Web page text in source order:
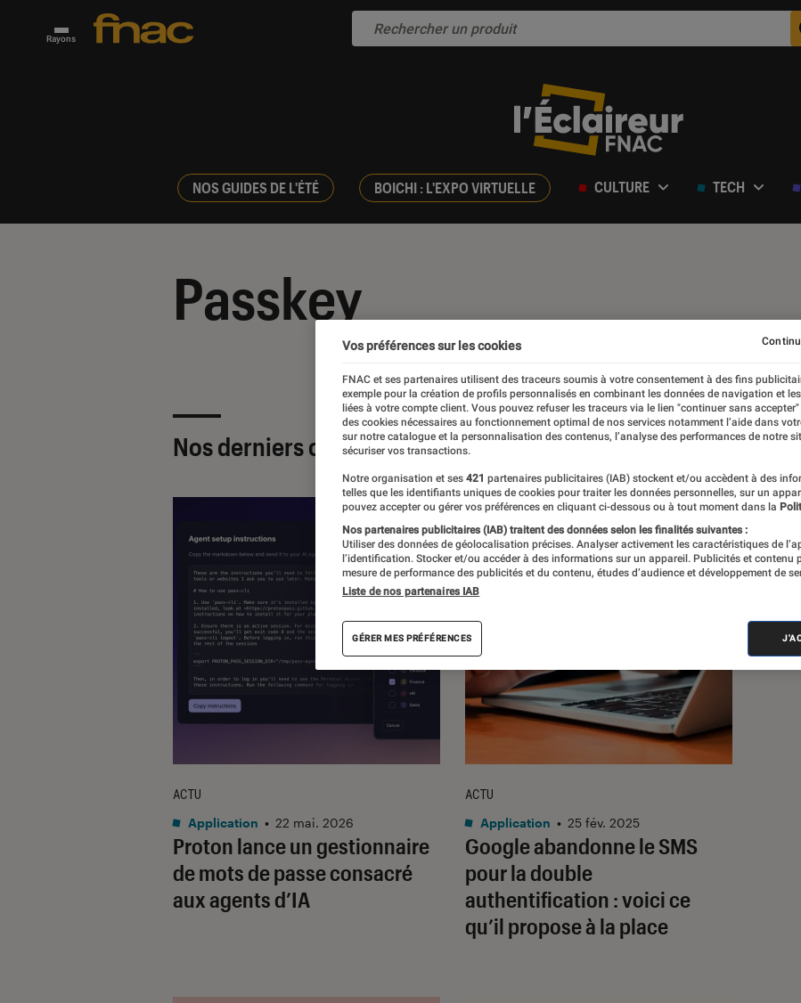
Rayons
NOS GUIDES DE L'ÉTÉ BOICHI : L'EXPO VIRTUELLE CULTURE TECH
Passkey
Nos derniers contenus
Proton lance un gestionnaire
de mots de passe consacré
aux agents d’IA
ACTU
Application • 22 mai. 2026
Google abandonne le SMS
pour la double
authentification : voici ce
qu’il propose à la place
ACTU
Application • 25 fév. 2025
Vos préférences sur les cookies
FNAC et ses partenaires utilisent des traceurs soumis à votre consentement à des fins
exemple pour la création de profils personnalisés en combinant les données de navigation et
liées à votre compte client. Vous pouvez refuser les traceurs via le lien "continuer sans accepter"
des cookies nécessaires au fonctionnement optimal de nos services notamment l’aide dans
sur notre catalogue et la personnalisation des contenus, l’analyse des performances de notre
sécuriser vos transactions.
Notre organisation et ses 421 partenaires publicitaires (IAB) stockent et/ou accèdent à des
telles que les identifiants uniques de cookies pour traiter les données personnelles, sur un
pouvez accepter ou gérer vos préférences en cliquant ci-dessous ou à tout moment dans la
Nos partenaires publicitaires (IAB) traitent des données selon les finalités suivantes :
Utiliser des données de géolocalisation précises. Analyser activement les caractéristiques de
l’identification. Stocker et/ou accéder à des informations sur un appareil. Publicités et contenu
mesure de performance des publicités et du contenu, études d’audience et développement de
Liste de nos partenaires IAB
GÉRER MES PRÉFÉRENCES